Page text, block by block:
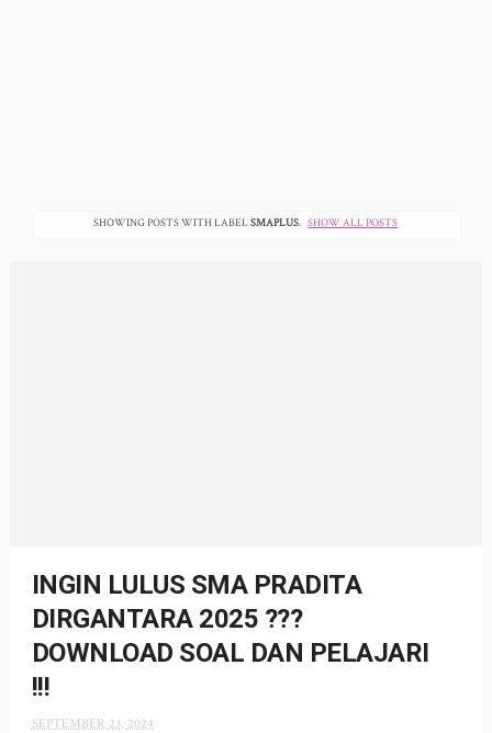
SHOWING POSTS WITH LABELSMAPLUS. SHOW ALL POSTS
INGIN LULUS SMA PRADITA
DIRGANTARA 2025 ???
DOWNLOAD SOAL DAN PELAJARI
!!!
SEPTEMBER 23, 2024